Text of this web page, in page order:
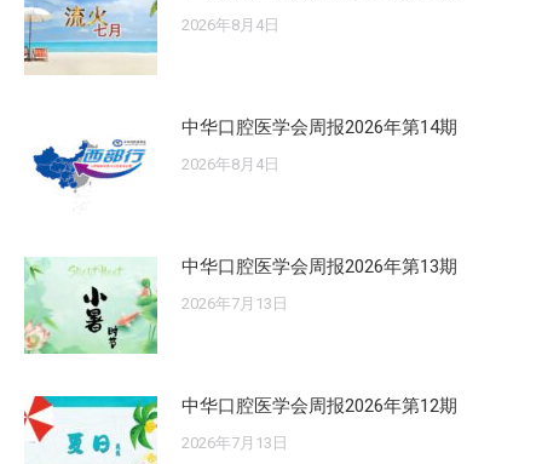
2026年8月4日
中华口腔医学会周报2026年第14期
2026年8月4日
中华口腔医学会周报2026年第13期
2026年7月13日
中华口腔医学会周报2026年第12期
2026年7月13日